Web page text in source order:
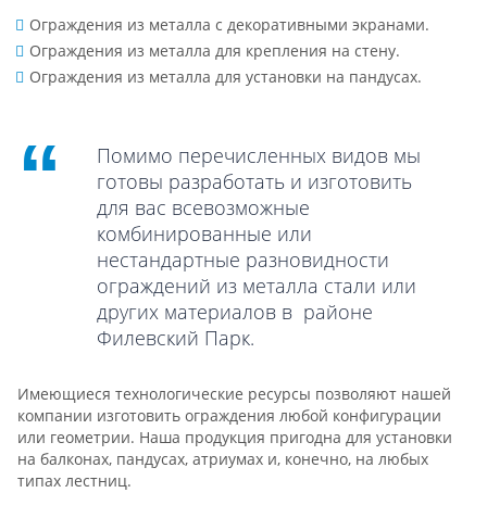
Ограждения из металла с декоративными экранами.
Ограждения из металла для крепления на стену.
Ограждения из металла для установки на пандусах.
Помимо перечисленных видов мы
готовы разработать и изготовить
для вас всевозможные
комбинированные или
нестандартные разновидности
ограждений из металла стали или
других материалов в районе
Филевский Парк.
Имеющиеся технологические ресурсы позволяют нашей
компании изготовить ограждения любой конфигурации
или геометрии. Наша продукция пригодна для установки
на балконах, пандусах, атриумах и, конечно, на любых
типах лестниц.